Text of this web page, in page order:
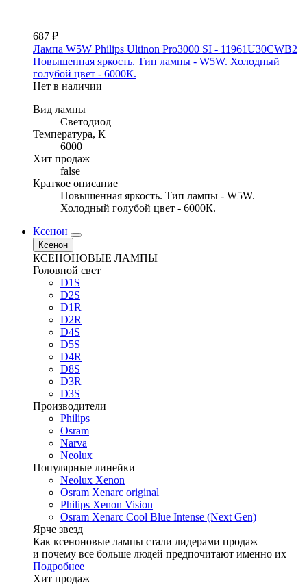
687 ₽
Лампа W5W Philips Ultinon Pro3000 SI - 11961U30CWB2
Повышенная яркость. Тип лампы - W5W. Холодный
голубой цвет - 6000К.
Нет в наличии
Вид лампы
Светодиод
Температура, К
6000
Хит продаж
false
Краткое описание
Повышенная яркость. Тип лампы - W5W.
Холодный голубой цвет - 6000К.
Ксенон
Ксенон
КСЕНОНОВЫЕ ЛАМПЫ
Головной свет
D1S
D2S
D1R
D2R
D4S
D5S
D4R
D8S
D3R
D3S
Производители
Philips
Osram
Narva
Neolux
Популярные линейки
Neolux Xenon
Osram Xenarc original
Philips Xenon Vision
Osram Xenarc Cool Blue Intense (Next Gen)
Ярче звезд
Как ксеноновые лампы стали лидерами продаж
и почему все больше людей предпочитают именно их
Подробнее
Хит продаж